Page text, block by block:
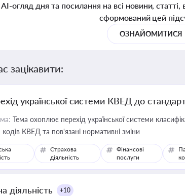
огляд дня та посилання на всі новини, статті,
сформований цей
ОЗНАЙОМИТИСЯ
зацікавити:
української системи КВЕД до
Тема охоплює перехід української системи
КВЕД та пов'язані нормативні зміни
Страхова
діяльність
Фінансові
послуги
діяльність +10